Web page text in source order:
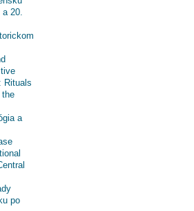
20.
Rituals
the
a
po